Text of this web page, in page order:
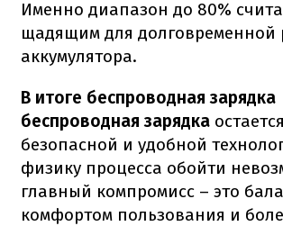
Именно диапазон до 80%
щадящим для долговременной
аккумулятора.
В итоге беспроводная зарядка
беспроводная зарядка остается
безопасной и удобной
физику процесса обойти
главный компромисс – это
комфортом пользования и